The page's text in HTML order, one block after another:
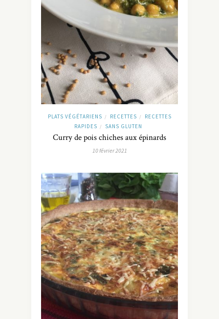
PLATS VÉGÉTARIENS / RECETTES /
RECETTES
RAPIDES / SANS GLUTEN
Curry de pois chiches aux épinards
10 février 2021